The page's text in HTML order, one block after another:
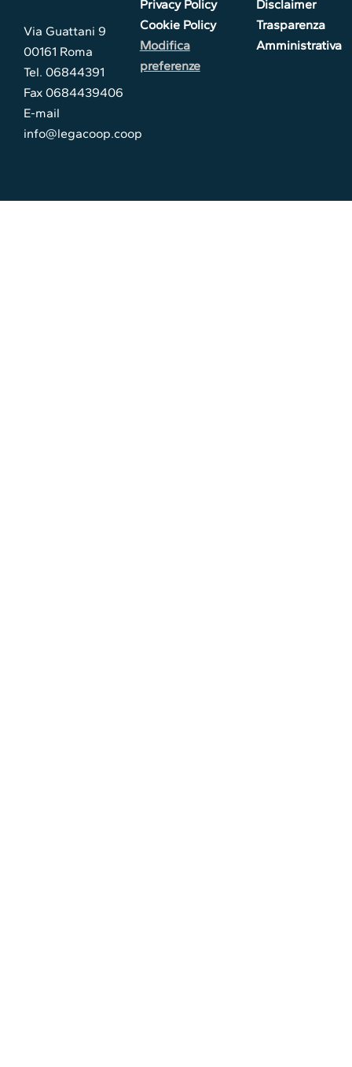
Via Guattani 9
00161 Roma
Tel. 06844391
Fax 0684439406
E-mail
info@legacoop.coop
Privacy Policy
Cookie Policy
Modifica
preferenze
Disclaimer
Trasparenza
Amministrativa